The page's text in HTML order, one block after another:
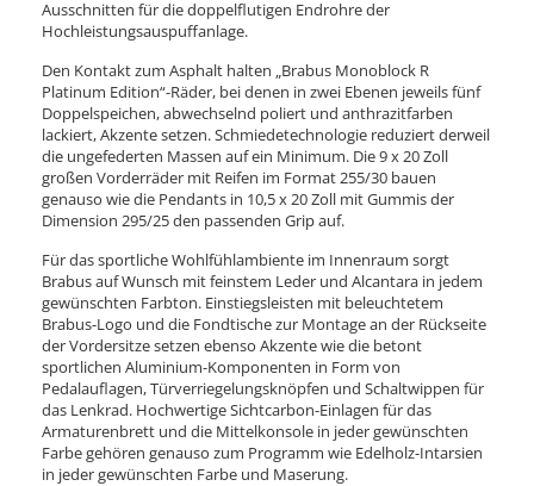
Ausschnitten für die doppelflutigen Endrohre der
Hochleistungsauspuffanlage.
Den Kontakt zum Asphalt halten „Brabus Monoblock R
Platinum Edition“-Räder, bei denen in zwei Ebenen jeweils fünf
Doppelspeichen, abwechselnd poliert und anthrazitfarben
lackiert, Akzente setzen. Schmiedetechnologie reduziert derweil
die ungefederten Massen auf ein Minimum. Die 9 x 20 Zoll
großen Vorderräder mit Reifen im Format 255/30 bauen
genauso wie die Pendants in 10,5 x 20 Zoll mit Gummis der
Dimension 295/25 den passenden Grip auf.
Für das sportliche Wohlfühlambiente im Innenraum sorgt
Brabus auf Wunsch mit feinstem Leder und Alcantara in jedem
gewünschten Farbton. Einstiegsleisten mit beleuchtetem
Brabus-Logo und die Fondtische zur Montage an der Rückseite
der Vordersitze setzen ebenso Akzente wie die betont
sportlichen Aluminium-Komponenten in Form von
Pedalauflagen, Türverriegelungsknöpfen und Schaltwippen für
das Lenkrad. Hochwertige Sichtcarbon-Einlagen für das
Armaturenbrett und die Mittelkonsole in jeder gewünschten
Farbe gehören genauso zum Programm wie Edelholz-Intarsien
in jeder gewünschten Farbe und Maserung.